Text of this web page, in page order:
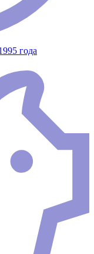
года